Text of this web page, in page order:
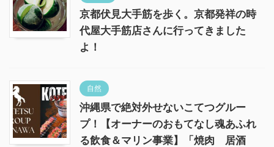
京都伏見大手筋を歩く。京都発祥の時
代屋大手筋店さんに行ってきました
よ！
自然
沖縄県で絶対外せないこてつグルー
プ！【オーナーのおもてなし魂あふれ
る飲食＆マリン事業】「焼肉 居酒